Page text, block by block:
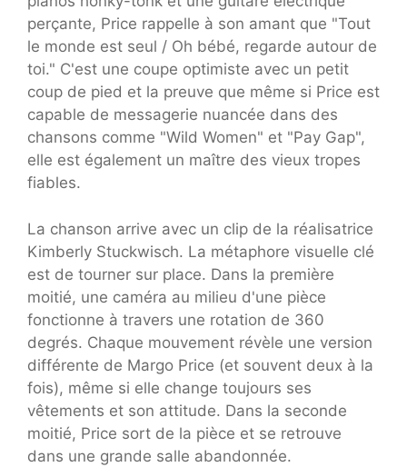
perçante, Price rappelle à son amant que "Tout
le monde est seul / Oh bébé, regarde autour de
toi." C'est une coupe optimiste avec un petit
coup de pied et la preuve que même si Price est
capable de messagerie nuancée dans des
chansons comme "Wild Women" et "Pay Gap",
elle est également un maître des vieux tropes
fiables.
La chanson arrive avec un clip de la réalisatrice
Kimberly Stuckwisch. La métaphore visuelle clé
est de tourner sur place. Dans la première
moitié, une caméra au milieu d'une pièce
fonctionne à travers une rotation de 360 ​​
degrés. Chaque mouvement révèle une version
différente de Margo Price (et souvent deux à la
fois), même si elle change toujours ses
vêtements et son attitude. Dans la seconde
moitié, Price sort de la pièce et se retrouve
dans une grande salle abandonnée.